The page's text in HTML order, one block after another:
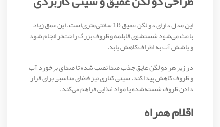
این مدل دارای دو لگن عمیق 18 سانتی‌متری است. این عمق زیاد
باعث می‌شود شستشوی قابلمه و ظروف بزرگ راحت‌تر انجام شود
و پاشش آب به اطراف کاهش یابد.
در زیر هر دو لگن عایق جذب صدا نصب شده تا صدای برخورد آب
و ظروف کاهش پیدا کند. سینی کناری نیز فضای مناسبی برای قرار
دادن ظروف شسته‌شده یا مواد غذایی فراهم می‌کند.
اقلام همراه